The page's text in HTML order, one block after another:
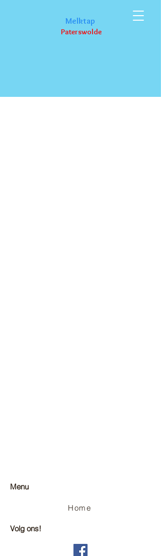
Melktap
Paterswolde
Menu
Home
Volg ons!